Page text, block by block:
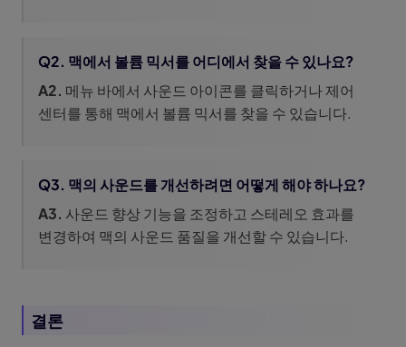
Q2. 맥에서 볼륨 믹서를 어디에서 찾을 수 있나요?
A2. 메뉴 바에서 사운드 아이콘를 클릭하거나 제어
센터를 통해 맥에서 볼륨 믹서를 찾을 수 있습니다.
Q3. 맥의 사운드를 개선하려면 어떻게 해야 하나요?
A3. 사운드 향상 기능을 조정하고 스테레오 효과를
변경하여 맥의 사운드 품질을 개선할 수 있습니다.
결론